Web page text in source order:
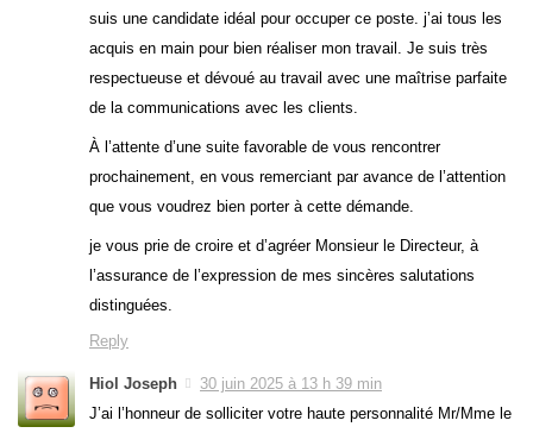
suis une candidate idéal pour occuper ce poste. j’ai tous les
acquis en main pour bien réaliser mon travail. Je suis très
respectueuse et dévoué au travail avec une maîtrise parfaite
de la communications avec les clients.
À l’attente d’une suite favorable de vous rencontrer
prochainement, en vous remerciant par avance de l’attention
que vous voudrez bien porter à cette démande.
je vous prie de croire et d’agréer Monsieur le Directeur, à
l’assurance de l’expression de mes sincères salutations
distinguées.
Reply
Hiol Joseph
30 juin 2025 à 13 h 39 min
J’ai l’honneur de solliciter votre haute personnalité Mr/Mme le